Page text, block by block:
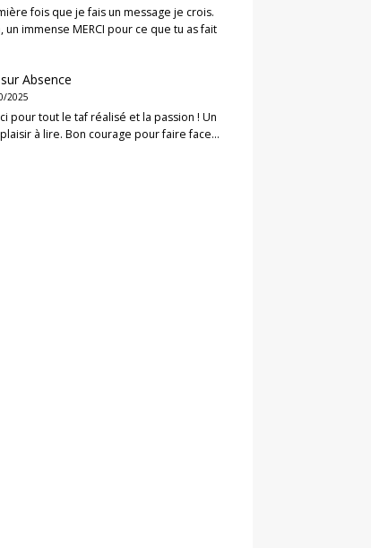
fois que je fais un message je crois.
un immense MERCI pour ce que tu as fait
surAbsence
2025
pour tout le taf réalisé et la passion ! Un
à lire. Bon courage pour faire face…